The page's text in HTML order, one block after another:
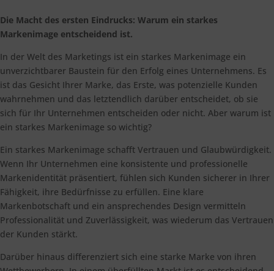
Die Macht des ersten Eindrucks: Warum ein starkes
Markenimage entscheidend ist.
In der Welt des Marketings ist ein starkes Markenimage ein
unverzichtbarer Baustein für den Erfolg eines Unternehmens. Es
ist das Gesicht Ihrer Marke, das Erste, was potenzielle Kunden
wahrnehmen und das letztendlich darüber entscheidet, ob sie
sich für Ihr Unternehmen entscheiden oder nicht. Aber warum ist
ein starkes Markenimage so wichtig?
Ein starkes Markenimage schafft Vertrauen und Glaubwürdigkeit.
Wenn Ihr Unternehmen eine konsistente und professionelle
Markenidentität präsentiert, fühlen sich Kunden sicherer in Ihrer
Fähigkeit, ihre Bedürfnisse zu erfüllen. Eine klare
Markenbotschaft und ein ansprechendes Design vermitteln
Professionalität und Zuverlässigkeit, was wiederum das Vertrauen
der Kunden stärkt.
Darüber hinaus differenziert sich eine starke Marke von ihren